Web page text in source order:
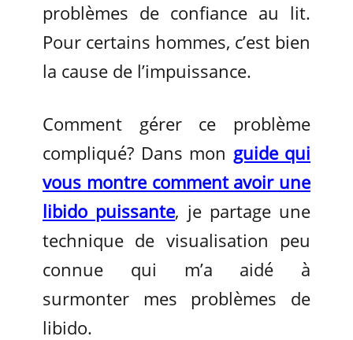
problèmes de confiance au lit.
Pour certains hommes, c’est bien
la cause de l’impuissance.
Comment gérer ce problème
compliqué? Dans mon guide qui
vous montre comment avoir une
libido puissante, je partage une
technique de visualisation peu
connue qui m’a aidé à
surmonter mes problèmes de
libido.